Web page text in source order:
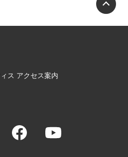
ス アクセス案内
Facebook